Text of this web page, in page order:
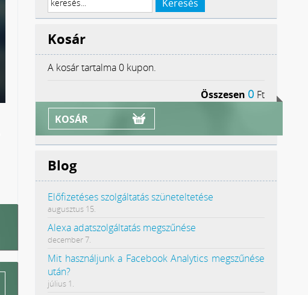
Kosár
A kosár tartalma 0 kupon.
Összesen 0 Ft
KOSÁR
Blog
Előfizetéses szolgáltatás szüneteltetése
augusztus 15.
Alexa adatszolgáltatás megszűnése
december 7.
Mit használjunk a Facebook Analytics megszűnése
után?
július 1.